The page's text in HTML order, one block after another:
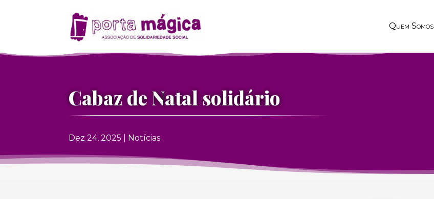
Quem Somos
Cabaz de Natal solidário
.
Dez 24, 2025
Notícias